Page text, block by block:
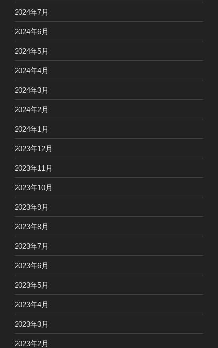
2024年7月
2024年6月
2024年5月
2024年4月
2024年3月
2024年2月
2024年1月
2023年12月
2023年11月
2023年10月
2023年9月
2023年8月
2023年7月
2023年6月
2023年5月
2023年4月
2023年3月
2023年2月